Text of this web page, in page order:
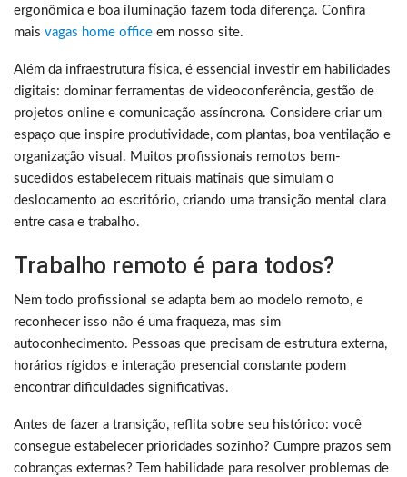
ergonômica e boa iluminação fazem toda diferença. Confira
mais vagas home office em nosso site.
Além da infraestrutura física, é essencial investir em habilidades
digitais: dominar ferramentas de videoconferência, gestão de
projetos online e comunicação assíncrona. Considere criar um
espaço que inspire produtividade, com plantas, boa ventilação e
organização visual. Muitos profissionais remotos bem-
sucedidos estabelecem rituais matinais que simulam o
deslocamento ao escritório, criando uma transição mental clara
entre casa e trabalho.
Trabalho remoto é para todos?
Nem todo profissional se adapta bem ao modelo remoto, e
reconhecer isso não é uma fraqueza, mas sim
autoconhecimento. Pessoas que precisam de estrutura externa,
horários rígidos e interação presencial constante podem
encontrar dificuldades significativas.
Antes de fazer a transição, reflita sobre seu histórico: você
consegue estabelecer prioridades sozinho? Cumpre prazos sem
cobranças externas? Tem habilidade para resolver problemas de